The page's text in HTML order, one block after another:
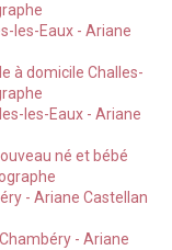
les-Eaux - Ariane
à domicile Challes-
les-Eaux - Ariane
né et bébé
- Ariane Castellan
- Ariane